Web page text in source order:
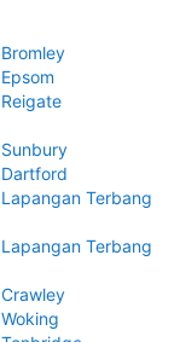
Terbang
Terbang